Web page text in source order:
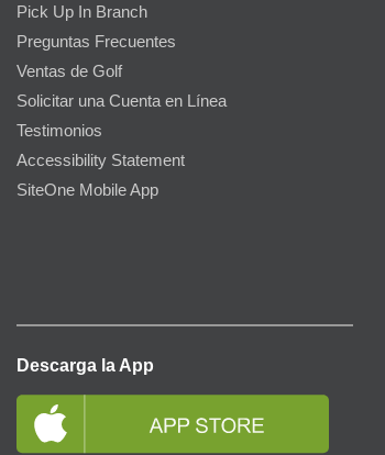
Pick Up In Branch
Preguntas Frecuentes
Ventas de Golf
Solicitar una Cuenta en Línea
Testimonios
Accessibility Statement
SiteOne Mobile App
Descarga la App